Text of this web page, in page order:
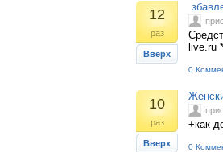
12
раз
Вверх
live.ru *
0
10
раз
Вверх
+как
0